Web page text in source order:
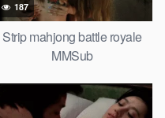
187
Strip mahjong battle royale
MMSub